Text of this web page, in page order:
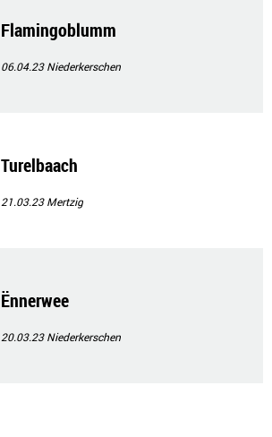
Flamingoblumm
06.04.23Niederkerschen
Turelbaach
21.03.23Mertzig
Ënnerwee
20.03.23Niederkerschen